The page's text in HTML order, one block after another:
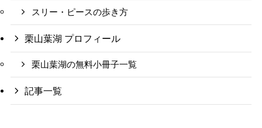
スリー・ピースの歩き方
栗山葉湖 プロフィール
栗山葉湖の無料小冊子一覧
記事一覧